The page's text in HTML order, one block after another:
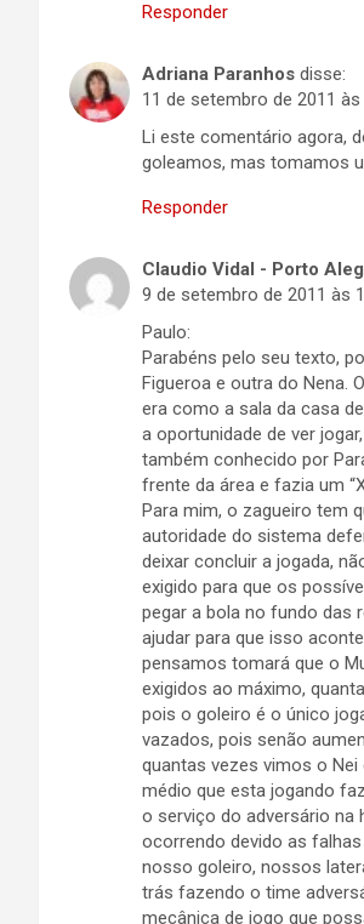
Responder
Adriana Paranhos disse:
11 de setembro de 2011 às
Li este comentário agora,
goleamos, mas tomamos
Responder
Claudio Vidal - Porto
9 de setembro de 2011 às
Paulo:
Parabéns pelo seu texto,
Figueroa e outra do Nena.
era como a sala da casa
a oportunidade de ver
também conhecido por
frente da área e fazia um
Para mim, o zagueiro tem
autoridade do sistema
deixar concluir a jogada,
exigido para que os
pegar a bola no fundo das
ajudar para que isso
pensamos tomará que o
exigidos ao máximo,
pois o goleiro é o único
vazados, pois senão
quantas vezes vimos o
médio que esta jogando
o serviço do adversário na
ocorrendo devido as
nosso goleiro, nossos
trás fazendo o time
mecânica de jogo que